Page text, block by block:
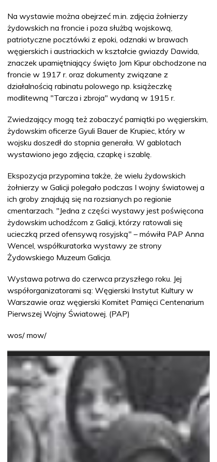
Na wystawie można obejrzeć m.in. zdjęcia żołnierzy
żydowskich na froncie i poza służbą wojskową,
patriotyczne pocztówki z epoki, odznaki w brawach
węgierskich i austriackich w kształcie gwiazdy Dawida,
znaczek upamiętniający święto Jom Kipur obchodzone na
froncie w 1917 r. oraz dokumenty związane z
działalnością rabinatu polowego np. książeczkę
modlitewną "Tarcza i zbroja" wydaną w 1915 r.
Zwiedzający mogą też zobaczyć pamiątki po węgierskim,
żydowskim oficerze Gyuli Bauer de Krupiec, który w
wojsku doszedł do stopnia generała. W gablotach
wystawiono jego zdjęcia, czapkę i szablę.
Ekspozycja przypomina także, że wielu żydowskich
żołnierzy w Galicji polegało podczas I wojny światowej a
ich groby znajdują się na rozsianych po regionie
cmentarzach. "Jedna z części wystawy jest poświęcona
żydowskim uchodźcom z Galicji, którzy ratowali się
ucieczką przed ofensywą rosyjską" – mówiła PAP Anna
Wencel, współkuratorka wystawy ze strony
Żydowskiego Muzeum Galicja.
Wystawa potrwa do czerwca przyszłego roku. Jej
współorganizatorami są: Węgierski Instytut Kultury w
Warszawie oraz węgierski Komitet Pamięci Centenarium
Pierwszej Wojny Światowej. (PAP)
wos/ mow/